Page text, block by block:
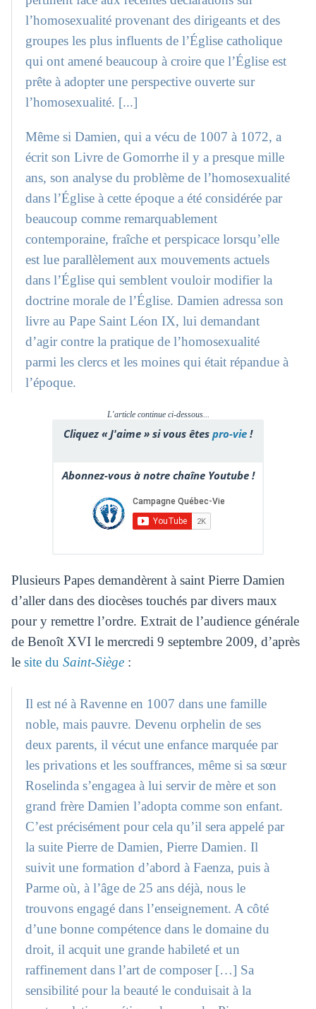
l’homosexualité provenant des dirigeants et des
groupes les plus influents de l’Église catholique
qui ont amené beaucoup à croire que l’Église est
prête à adopter une perspective ouverte sur
l’homosexualité. [...]
Même si Damien, qui a vécu de 1007 à 1072, a
écrit son Livre de Gomorrhe il y a presque mille
ans, son analyse du problème de l’homosexualité
dans l’Église à cette époque a été considérée par
beaucoup comme remarquablement
contemporaine, fraîche et perspicace lorsqu’elle
est lue parallèlement aux mouvements actuels
dans l’Église qui semblent vouloir modifier la
doctrine morale de l’Église. Damien adressa son
livre au Pape Saint Léon IX, lui demandant
d’agir contre la pratique de l’homosexualité
parmi les clercs et les moines qui était répandue à
l’époque.
L'article continue ci-dessous...
Cliquez « J'aime » si vous êtes pro-vie !
Abonnez-vous à notre chaîne Youtube !
Plusieurs Papes demandèrent à saint Pierre Damien
d’aller dans des diocèses touchés par divers maux
pour y remettre l’ordre. Extrait de l’audience générale
de Benoît XVI le mercredi 9 septembre 2009, d’après
le site du Saint-Siège:
Il est né à Ravenne en 1007 dans une famille
noble, mais pauvre. Devenu orphelin de ses
deux parents, il vécut une enfance marquée par
les privations et les souffrances, même si sa sœur
Roselinda s’engagea à lui servir de mère et son
grand frère Damien l’adopta comme son enfant.
C’est précisément pour cela qu’il sera appelé par
la suite Pierre de Damien, Pierre Damien. Il
suivit une formation d’abord à Faenza, puis à
Parme où, à l’âge de 25 ans déjà, nous le
trouvons engagé dans l’enseignement. A côté
d’une bonne compétence dans le domaine du
droit, il acquit une grande habileté et un
raffinement dans l’art de composer […] Sa
sensibilité pour la beauté le conduisait à la